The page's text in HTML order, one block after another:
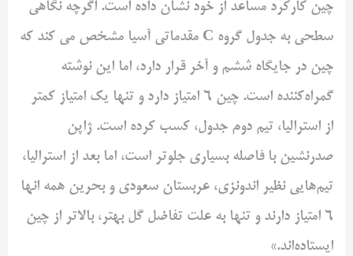
چین کارکرد مساعد از خود نشان داده است. اگرچه نگاهی
سطحی به جدول گروه C مقدماتی آسیا مشخص می کند که
چین در جایگاه ششم و آخر قرار دارد، اما این نوشته
گمراه‌کننده است. چین ۶ امتیاز دارد و تنها یک امتیاز کمتر
از استرالیا، تیم دوم جدول، کسب کرده است. ژاپن
صدرنشین با فاصله بسیاری جلوتر است، اما بعد از استرالیا،
تیم‌هایی نظیر اندونزی، عربستان سعودی و بحرین همه انها
۶ امتیاز دارند و تنها به علت تفاضل گل بهتر، بالاتر از چین
ایستاده‌اند.»